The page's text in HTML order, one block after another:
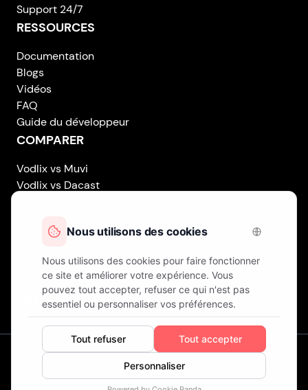
Support 24/7
RESSOURCES
Documentation
Blogs
Vidéos
FAQ
Guide du développeur
COMPARER
Vodlix vs Muvi
Vodlix vs Dacast
Vodlix vs Brightcove
Vodlix on LinkedIn
Vodlix on Facebook
Vodlix on X (Twitter)
Vodlix on Instagram
Nos Bureaux
Londres (Royaume-Uni) . Finlande . Chypre